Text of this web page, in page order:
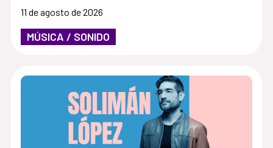
11 de agosto de 2026
MÚSICA / SONIDO